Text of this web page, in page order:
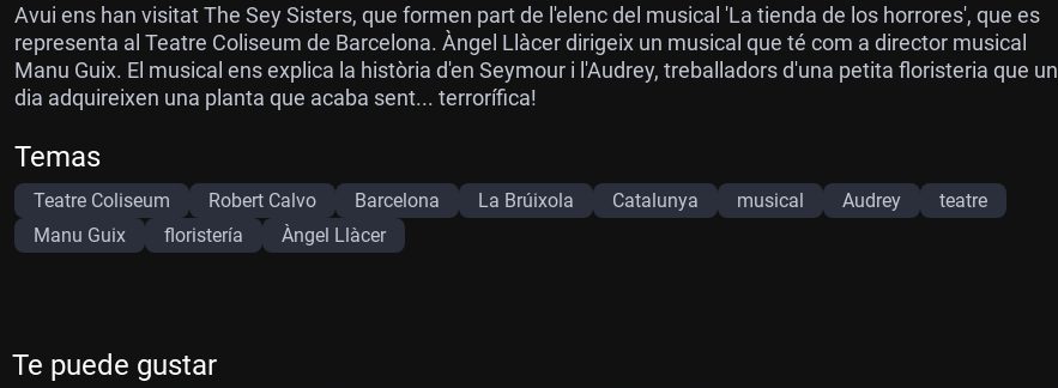
Avui ens han visitat The Sey Sisters, que formen part de l'elenc del musical 'La tienda de los horrores', que es
representa al Teatre Coliseum de Barcelona. Àngel Llàcer dirigeix un musical que té com a director musical
Manu Guix. El musical ens explica la història d'en Seymour i l'Audrey, treballadors d'una petita floristeria que un
dia adquireixen una planta que acaba sent... terrorífica!
Temas
Teatre Coliseum Robert Calvo Barcelona La Brúixola Catalunya musical Audrey
teatre
Manu Guix
floristería Àngel Llàcer
Te puede gustar